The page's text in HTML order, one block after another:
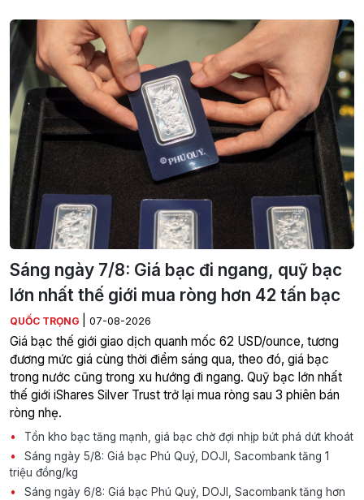
Sáng ngày 7/8: Giá bạc đi ngang, quỹ bạc
lớn nhất thế giới mua ròng hơn 42 tấn bạc
QUỐC TRỌNG 07-08-2026
Giá bạc thế giới giao dịch quanh mốc 62 USD/ounce, tương
đương mức giá cùng thời điểm sáng qua, theo đó, giá bạc
trong nước cũng trong xu hướng đi ngang. Quỹ bạc lớn nhất
thế giới iShares Silver Trust trở lại mua ròng sau 3 phiên bán
ròng nhẹ.
Tồn kho bạc tăng mạnh, giá bạc chờ đợi nhịp bứt phá dứt khoát
Sáng ngày 5/8: Giá bạc Phú Quý, DOJI, Sacombank tăng 1
triệu đồng/kg
Sáng ngày 6/8: Giá bạc Phú Quý, DOJI, Sacombank tăng hơn